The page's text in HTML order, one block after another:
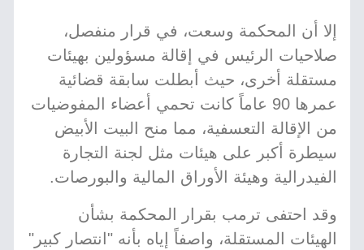
إلا أن المحكمة وسعت، في قرار منفصل،
صلاحيات الرئيس في إقالة مسؤولين بهيئات
مستقلة أخرى، حيث أبطلت سابقة قضائية
عمرها 90 عاماً كانت تحمي أعضاء المفوضيات
من الإقالة التعسفية، مما منح البيت الأبيض
سيطرة أكبر على هيئات مثل لجنة التجارة
الفيدرالية وهيئة الأوراق المالية والبورصات.
وقد احتفى ترمب بقرار المحكمة بشأن
الهيئات المستقلة، واصفاً إياه بأنه "انتصار كبير"